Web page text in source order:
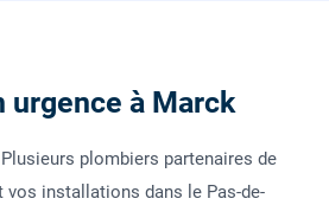
urgence à Marck
plombiers partenaires de
vos installations dans le Pas-de-